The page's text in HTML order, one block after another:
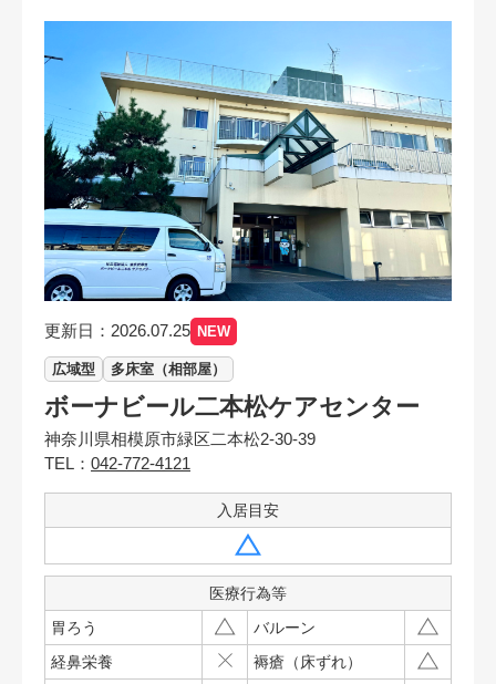
更新日：2026.07.25 NEW
広域型 多床室（相部屋）
ボーナビール二本松ケアセンター
神奈川県相模原市緑区二本松2-30-39
TEL： 042-772-4121
入居目安
医療行為等
胃ろう
バルーン
経鼻栄養
褥瘡（床ずれ）